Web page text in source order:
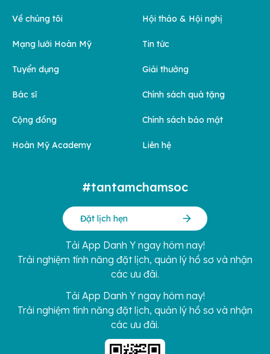
Về chúng tôi
Mạng lưới Hoàn Mỹ
Tuyển dụng
Bác sĩ
Cộng đồng
Hoàn Mỹ Academy
Hội thảo & Hội nghị
Tin tức
Giải thưởng
Chính sách quà tặng
Chính sách bảo mật
Liên hệ
#tantamchamsoc
Đặt lịch hẹn
Tải App Danh Y ngay hôm nay!
Trải nghiệm tính năng đặt lịch, quản lý hồ sơ và nhận
các ưu đãi.
Tải App Danh Y ngay hôm nay!
Trải nghiệm tính năng đặt lịch, quản lý hồ sơ và nhận
các ưu đãi.